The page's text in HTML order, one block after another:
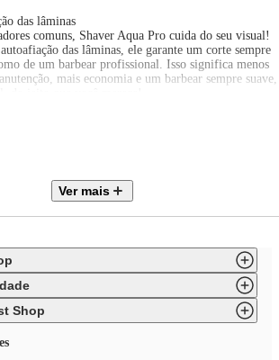
das lâminas
comuns, Shaver Aqua Pro cuida do seu visual!
das lâminas, ele garante um corte sempre
de um barbear profissional. Isso significa menos
mais economia e um barbear sempre suave,
aproveitar o momento do banho para cuidar da
um corte impecável enquanto relaxa.
150 minutos de autonomia. Com essa
qualquer lugar, seja em casa, no trabalho ou até em
ele esteja sempre pronto para o uso.
com cabeça magnética removível, que tornam a
e ainda acompanha um minipincel para alcançar
seriam mais difíceis de limpar. Além
Ver mais
Shop